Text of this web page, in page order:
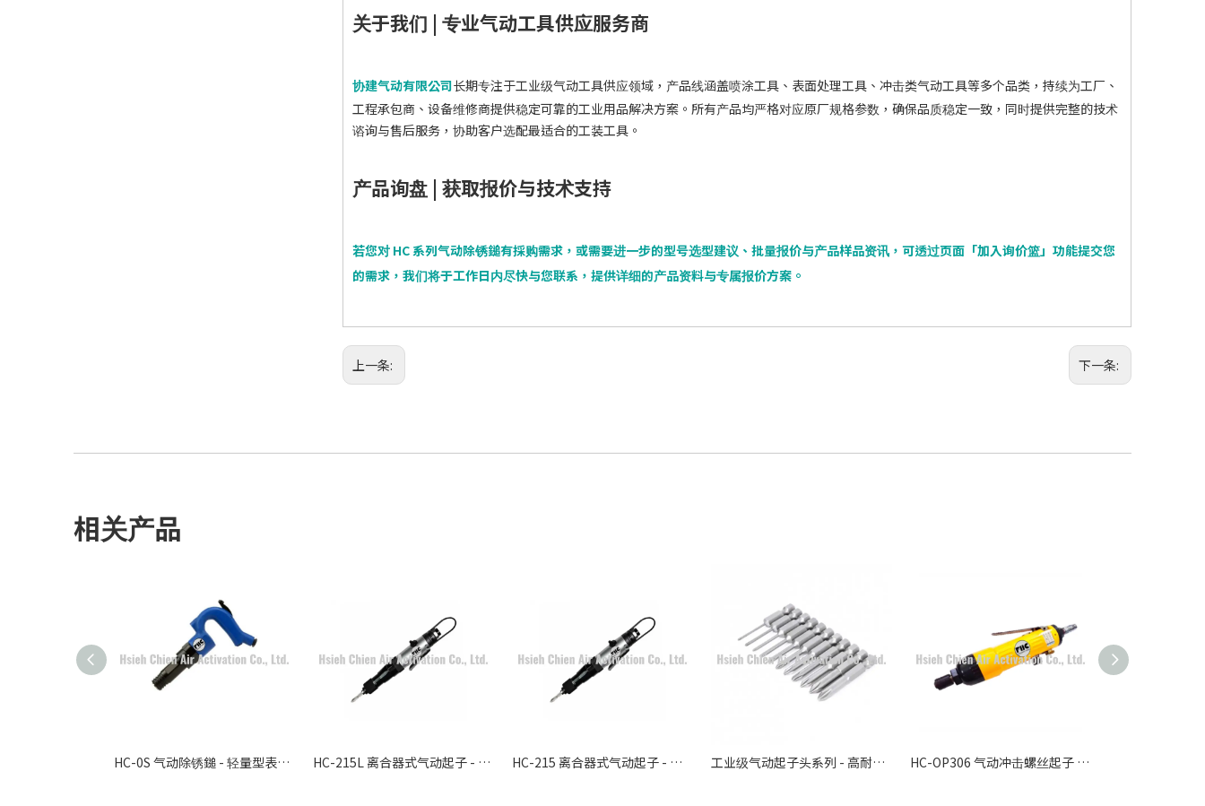
关于我们 | 专业气动工具供应服务商
协建气动有限公司长期专注于工业级气动工具供应领域，产品线涵盖喷涂工具、表面处理工具、冲击类气动工具等多个品类，持续为工厂、
工程承包商、设备维修商提供稳定可靠的工业用品解决方案。所有产品均严格对应原厂规格参数，确保品质稳定一致，同时提供完整的技术
谘询与售后服务，协助客户选配最适合的工装工具。
产品询盘 | 获取报价与技术支持
若您对 HC 系列气动除锈鎚有採购需求，或需要进一步的型号选型建议、批量报价与产品样品资讯，可透过页面「加入询价篮」功能提交您
的需求，我们将于工作日内尽快与您联系，提供详细的产品资料与专属报价方案。
上一条: 下一条:
相关产品
HC-0S 气动除锈鎚 - 轻量型表面除锈清理工具 HC-215L 离合器式气动起子 - 工业级精密锁付解决方案 HC-215 离合器式气动起子 - 轻量精密组装锁付工具 工业级气动起子头系列 - 高耐磨精密锁付耗材 HC-OP306 气动冲击螺丝起子 3/8" - 高扭力工业级冲击工具